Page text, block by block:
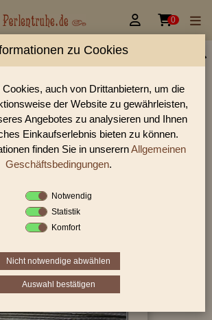
 0
für Zubehör Draht / Quetschperlen
Shop finden sie zahlreich Zubehör Draht /
und viele weiter Glasperlen.
sich in folgender Kategorie:
zu Cookies
auch von Drittanbietern, um die
der Website zu gewährleisten,
Angebotes zu analysieren und Ihnen
Einkaufserlebnis bieten zu können.
finden Sie in unserernAllgemeinen
Geschäftsbedingungen.
Notwendig
Statistik
Komfort
Nicht notwendige abwählen
Auswahl bestätigen